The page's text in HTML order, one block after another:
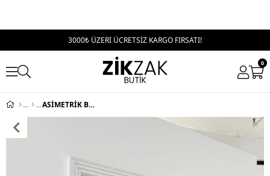
3000₺ ÜZERİ ÜCRETSİZ KARGO FIRSATI!
0
ASİMETRİK BEL KUŞAKLI BLUZ VE PANTOLONLU İKİLİ TAKIM KAHVE